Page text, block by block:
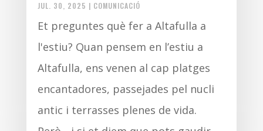
JUL. 30, 2025 | COMUNICACIÓ
Et preguntes què fer a Altafulla a
l'estiu? Quan pensem en l’estiu a
Altafulla, ens venen al cap platges
encantadores, passejades pel nucli
antic i terrasses plenes de vida.